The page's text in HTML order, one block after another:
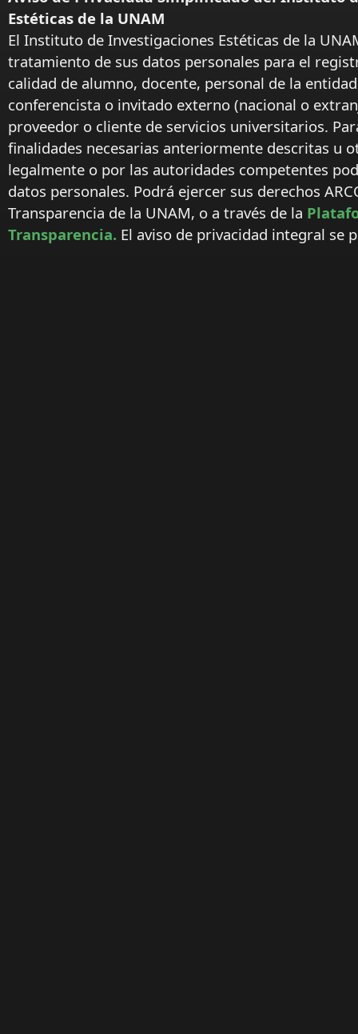
Estéticas de la UNAM
El Instituto de Investigaciones Estéticas de la
tratamiento de sus datos personales para el
calidad de alumno, docente, personal de la
conferencista o invitado externo (nacional o
proveedor o cliente de servicios universitarios.
finalidades necesarias anteriormente descritas u
legalmente o por las autoridades competentes
datos personales. Podrá ejercer sus derechos
Transparencia de la UNAM, o a través de la
Transparencia. El aviso de privacidad integral se